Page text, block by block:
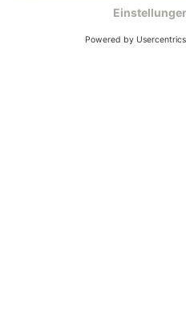
Mo – Fr 9 – 17 Uhr, Sa 9 –